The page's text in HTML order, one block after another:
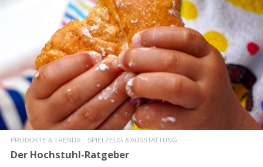
READ MORE
PRODUKTE & TRENDS SPIELZEUG & AUSSTATTUNG
Der Hochstuhl-Ratgeber